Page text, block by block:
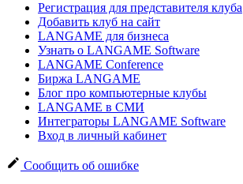
Регистрация для представителя клуба
Добавить клуб на сайт
LANGAME для бизнеса
Узнать о LANGAME Software
LANGAME Conference
Биржа LANGAME
Блог про компьютерные клубы
LANGAME в СМИ
Интеграторы LANGAME Software
Вход в личный кабинет
Сообщить об ошибке